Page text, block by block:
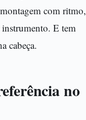
com ritmo,
instrumento. E tem
cabeça.
no